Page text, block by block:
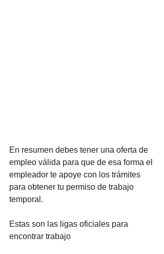
En resumen debes tener una oferta de
empleo válida para que de esa forma el
empleador te apoye con los trámites
para obtener tu permiso de trabajo
temporal.
Estas son las ligas oficiales para
encontrar trabajo